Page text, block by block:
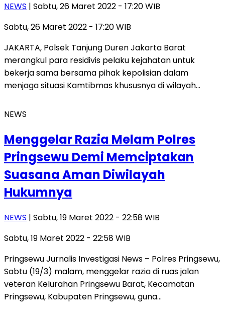
NEWS | Sabtu, 26 Maret 2022 - 17:20 WIB
Sabtu, 26 Maret 2022 - 17:20 WIB
JAKARTA, Polsek Tanjung Duren Jakarta Barat
merangkul para residivis pelaku kejahatan untuk
bekerja sama bersama pihak kepolisian dalam
menjaga situasi Kamtibmas khususnya di wilayah…
NEWS
Menggelar Razia Melam Polres
Pringsewu Demi Memciptakan
Suasana Aman Diwilayah
Hukumnya
NEWS | Sabtu, 19 Maret 2022 - 22:58 WIB
Sabtu, 19 Maret 2022 - 22:58 WIB
Pringsewu Jurnalis Investigasi News – Polres Pringsewu,
Sabtu (19/3) malam, menggelar razia di ruas jalan
veteran Kelurahan Pringsewu Barat, Kecamatan
Pringsewu, Kabupaten Pringsewu, guna…